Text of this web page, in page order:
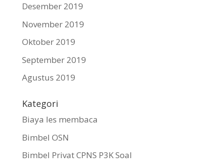
Desember 2019
November 2019
Oktober 2019
September 2019
Agustus 2019
Kategori
Biaya les membaca
Bimbel OSN
Bimbel Privat CPNS P3K Soal